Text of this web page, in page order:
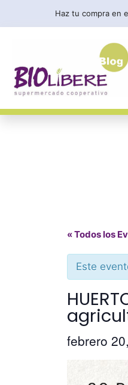
Haz tu compra en
« Todos los
Este
febrero